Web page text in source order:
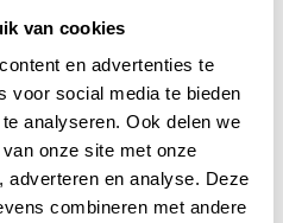
van cookies
en advertenties te
voor social media te bieden
analyseren. Ook delen we
onze site met onze
adverteren en analyse. Deze
combineren met andere